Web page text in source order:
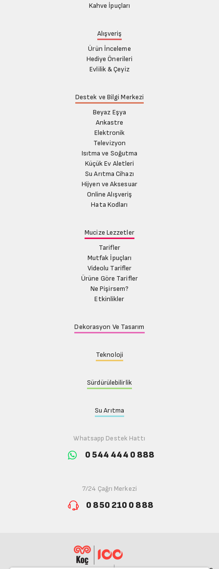
Kahve İpuçları
Alışveriş
Ürün İnceleme
Hediye Önerileri
Evlilik & Çeyiz
Destek ve Bilgi Merkezi
Beyaz Eşya
Ankastre
Elektronik
Televizyon
Isıtma ve Soğutma
Küçük Ev Aletleri
Su Arıtma Cihazı
Hijyen ve Aksesuar
Online Alışveriş
Hata Kodları
Mucize Lezzetler
Tarifler
Mutfak İpuçları
Videolu Tarifler
Ürüne Göre Tarifler
Ne Pişirsem?
Etkinlikler
Dekorasyon Ve Tasarım
Teknoloji
Sürdürülebilirlik
Su Arıtma
Whatsapp Destek Hattı
0 544 444 0 888
7/24 Çağrı Merkezi
0 850 210 0 888